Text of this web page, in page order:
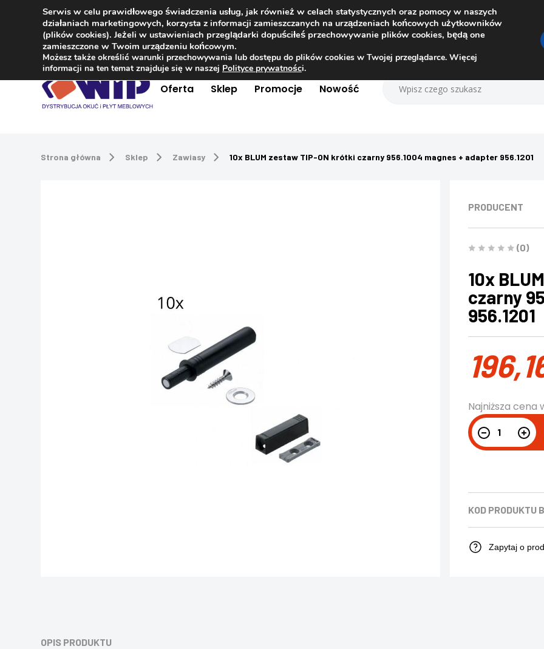
Kontakt +48 504 181 848
Oferta Sklep Promocje Nowość
Strona główna Sklep Zawiasy 10x BLUM zestaw TIP-ON krótki czarny 956.1004 magnes + adapter 956.1201
PRODUCENT
(0)
10x
czarny
956.1201
Najniższa
KOD PRODUKTU
Zapytaj o
OPIS PRODUKTU
Serwis w celu prawidłowego świadczenia usług, jak również w celach statystycznych oraz pomocy w naszych
działaniach marketingowych, korzysta z informacji zamieszczanych na urządzeniach końcowych użytkowników
(plików cookies). Jeżeli w ustawieniach przeglądarki dopuściłeś przechowywanie plików cookies, będą one
zamieszczone w Twoim urządzeniu końcowym.
Możesz także określić warunki przechowywania lub dostępu do plików cookies w Twojej przeglądarce. Więcej
informacji na ten temat znajduje się w naszej Polityce prywatności.